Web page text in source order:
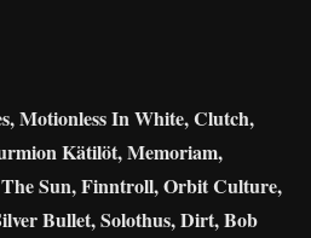
Motionless In White, Clutch,
Kätilöt, Memoriam,
Sun, Finntroll, Orbit Culture,
Bullet, Solothus, Dirt, Bob